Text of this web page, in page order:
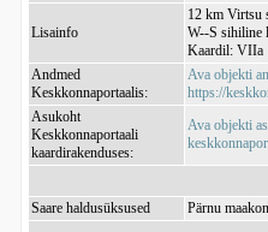
Lisainfo
12 km Virtsu
W--S sihiline
Kaardil: VIIa
Andmed
Keskkonnaportaalis:
Ava objekti
https://
Asukoht
Keskkonnaportaali
kaardirakenduses:
Ava objekti
Saare haldusüksused Pärnu